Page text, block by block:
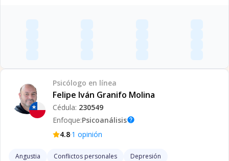
Psicólogo en línea
Felipe Iván Granifo Molina
Cédula: 230549
Enfoque:Psicoanálisishelp
4.8·1 opinión
Angustia Conflictos personales
Depresión